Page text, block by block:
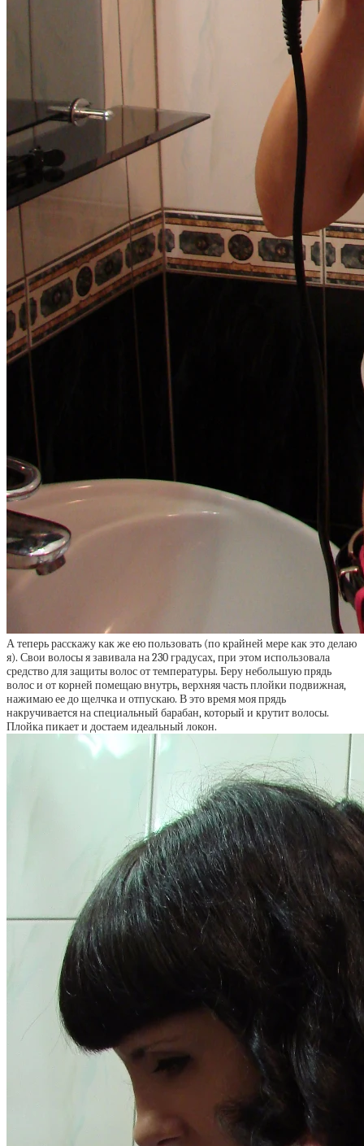
А теперь расскажу как же ею пользовать (по крайней мере как это делаю
я). Свои волосы я завивала на 230 градусах, при этом использовала
средство для защиты волос от температуры. Беру небольшую прядь
волос и от корней помещаю внутрь, верхняя часть плойки подвижная,
нажимаю ее до щелчка и отпускаю. В это время моя прядь
накручивается на специальный барабан, который и крутит волосы.
Плойка пикает и достаем идеальный локон.